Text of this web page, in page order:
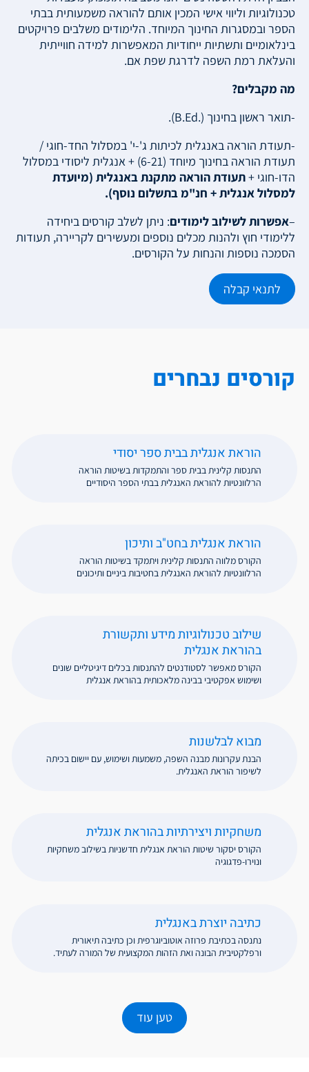
טכנולוגיות וליווי אישי המכין אותם להוראה משמעותית בבתי
הספר ובמסגרות החינוך המיוחד. הלימודים משלבים פרויקטים
בינלאומיים ותשתיות ייחודיות המאפשרות למידה חווייתית
והעלאת רמת השפה לדרגת שפת אם.
מה מקבלים?
-תואר ראשון בחינוך (.B.Ed).
-תעודת הוראה באנגלית לכיתות ג'-י' במסלול החד-חוגי /
תעודת הוראה בחינוך מיוחד (6-21) + אנגלית ליסודי במסלול
הדו-חוגי +תעודת הוראה מתקנת באנגלית (מיועדת
למסלול אנגלית + חנ"מ בתשלום נוסף).
–אפשרות לשילוב לימודים: ניתן לשלב קורסים ביחידה
ללימודי חוץ ולהנות מכלים נוספים ומעשירים לקריירה, תעודות
הסמכה נוספות והנחות על הקורסים.
לתנאי קבלה
קורסים נבחרים
הוראת אנגלית בבית ספר יסודי
התנסות קלינית בבית ספר והתמקדות בשיטות הוראה
הרלוונטיות להוראת האנגלית בבתי הספר היסודיים
הוראת אנגלית בחט"ב ותיכון
הקורס מלווה התנסות קלינית ויתמקד בשיטות הוראה
הרלוונטיות להוראת האנגלית בחטיבות ביניים ותיכונים
שילוב טכנולוגיות מידע ותקשורת
בהוראת אנגלית
הקורס מאפשר לסטודנטים להתנסות בכלים דיגיטליים שונים
ושימוש אפקטיבי בבינה מלאכותית בהוראת אנגלית
מבוא לבלשנות
הבנת עקרונות מבנה השפה, משמעות ושימוש, עם יישום בכיתה
לשיפור הוראת האנגלית.
משחקיות ויצירתיות בהוראת אנגלית
הקורס יסקור שיטות הוראת אנגלית חדשניות בשילוב משחקיות
ונוירו-פדגוגיה
כתיבה יוצרת באנגלית
נתנסה בכתיבת פרוזה אוטוביוגרפית וכן כתיבה תיאורית
ורפלקטיבית הבונה ואת הזהות המקצועית של המורה לעתיד.
טען עוד